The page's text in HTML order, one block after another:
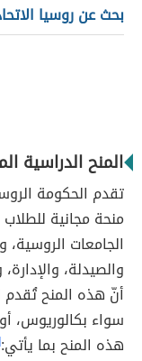
بحث عن روسيا
المنح الدراسية
منحة مجانية
الجامعات
والصيدلة،
أنّ هذه المنح تُقدم
سواء بكالوريوس،
هذه المنح بما يأتي: